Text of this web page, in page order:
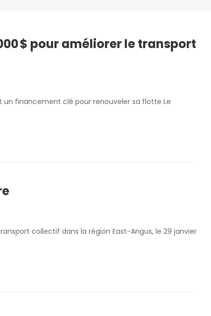
$ pour améliorer le transport
un financement clé pour renouveler sa flotte Le
collectif dans la région East-Angus, le 29 janvier